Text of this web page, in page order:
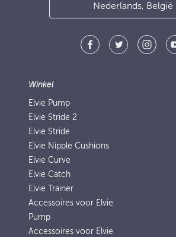
Nederlands, België
Winkel
Elvie Pump
Elvie Stride 2
Elvie Stride
Elvie Nipple Cushions
Elvie Curve
Elvie Catch
Elvie Trainer
Accessoires voor Elvie
Pump
Accessoires voor Elvie